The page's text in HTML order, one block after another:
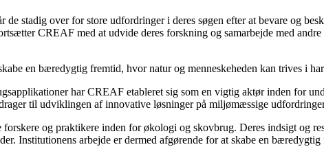
de stadig over for store udfordringer i deres søgen efter at bevare og
CREAF med at udvide deres forskning og samarbejde med
en bæredygtig fremtid, hvor natur og menneskeheden kan trives i
har CREAF etableret sig som en vigtig aktør inden for
til udviklingen af innovative løsninger på miljømæssige
og praktikere inden for økologi og skovbrug. Deres indsigt og
Institutionens arbejde er dermed afgørende for at skabe en